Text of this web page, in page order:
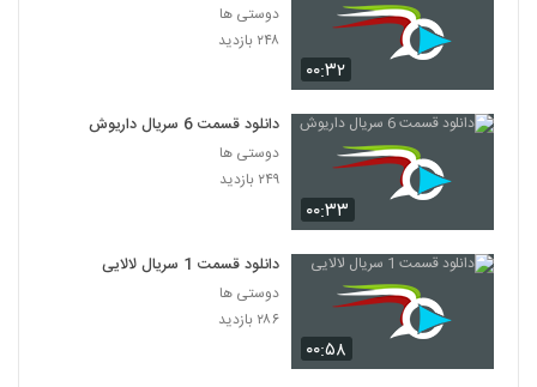
۰۰:۳۲
دوستی ها
۲۴۸ بازدید
۰۰:۳۳
دانلود قسمت 6 سریال داریوش
دوستی ها
۲۴۹ بازدید
۰۰:۵۸
دانلود قسمت 1 سریال لالایی
دوستی ها
۲۸۶ بازدید